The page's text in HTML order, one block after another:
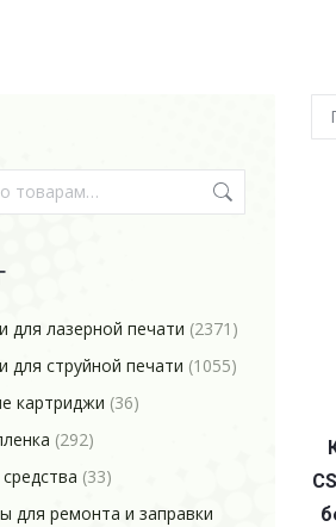
для лазерной печати (2371)
для струйной печати (1055)
картриджи (36)
(292)
(33)
для ремонта и заправки